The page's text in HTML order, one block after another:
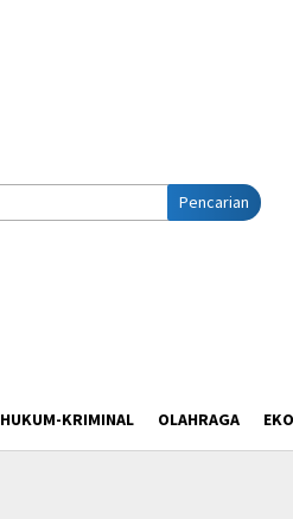
Pencarian
HUKUM-KRIMINAL OLAHRAGA